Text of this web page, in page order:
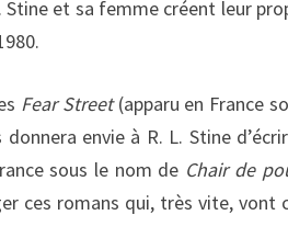
Stine et sa femme créent leur
Fear Street(apparu en France
envie à R. L. Stine
sous le nom de Chair de
ces romans qui, très vite, vont